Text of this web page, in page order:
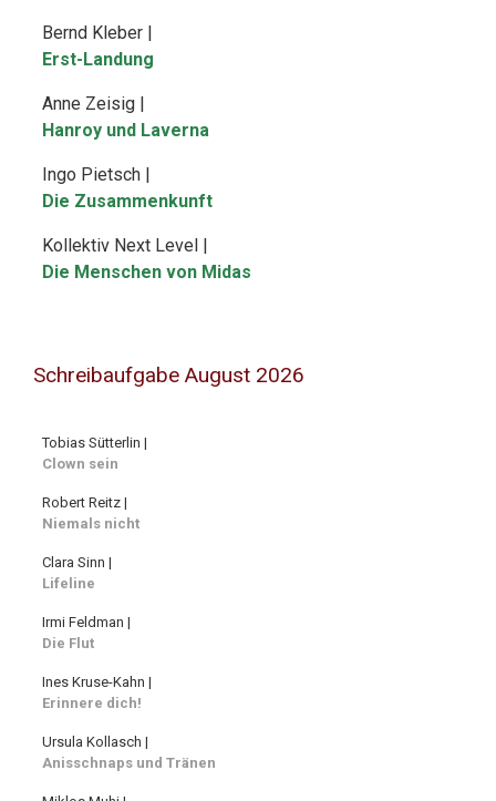
Bernd Kleber |
Erst-Landung
Anne Zeisig |
Hanroy und Laverna
Ingo Pietsch |
Die Zusammenkunft
Kollektiv Next Level |
Die Menschen von Midas
Schreibaufgabe August 2026
Tobias Sütterlin |
Clown sein
Robert Reitz |
Niemals nicht
Clara Sinn |
Lifeline
Irmi Feldman |
Die Flut
Ines Kruse-Kahn |
Erinnere dich!
Ursula Kollasch |
Anisschnaps und Tränen